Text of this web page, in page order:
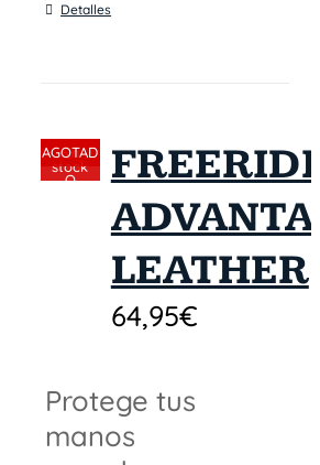
Detalles
Sin
stock
AGOTAD
O
LEATHER
64,95€
Protege tus
manos